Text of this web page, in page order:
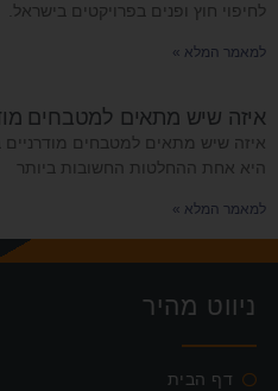
לחיפוי חוץ ופנים בפרויקטים בישראל.
למאמר המלא »
איזה שיש מתאים למטבחים
היא אחת ההחלטות החשובות ביותר
למאמר המלא »
ניווט מהיר
דף הבית